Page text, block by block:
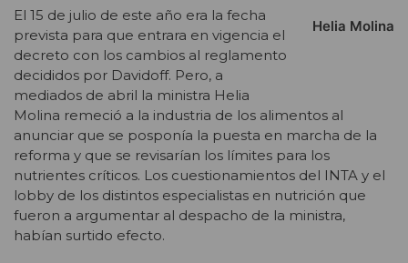
Helia Molina
El 15 de julio de este año era la fecha
prevista para que entrara en vigencia el
decreto con los cambios al reglamento
decididos por Davidoff. Pero, a
mediados de abril la ministra Helia
Molina remeció a la industria de los alimentos al
anunciar que se posponía la puesta en marcha de la
reforma y que se revisarían los límites para los
nutrientes críticos. Los cuestionamientos del INTA y el
lobby de los distintos especialistas en nutrición que
fueron a argumentar al despacho de la ministra,
habían surtido efecto.